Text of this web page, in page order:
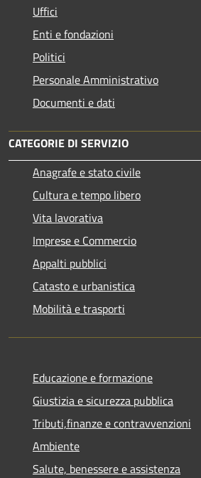
Uffici
Enti e fondazioni
Politici
Personale Amministrativo
Documenti e dati
CATEGORIE DI SERVIZIO
Anagrafe e stato civile
Cultura e tempo libero
Vita lavorativa
Imprese e Commercio
Appalti pubblici
Catasto e urbanistica
Mobilità e trasporti
Educazione e formazione
Giustizia e sicurezza pubblica
Tributi,finanze e contravvenzioni
Ambiente
Salute, benessere e assistenza